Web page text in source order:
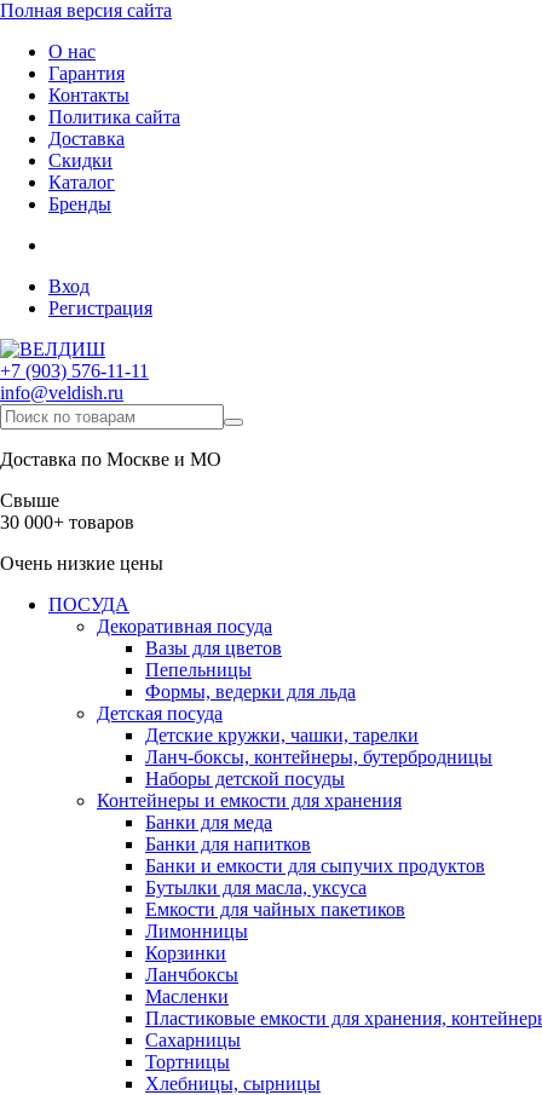
Полная версия сайта
О нас
Гарантия
Контакты
Политика сайта
Доставка
Скидки
Каталог
Бренды
Вход
Регистрация
+7 (903) 576-11-11
info@veldish.ru
Доставка по Москве и МО
Свыше
30 000+ товаров
Очень низкие цены
ПОСУДА
Декоративная посуда
Вазы для цветов
Пепельницы
Формы, ведерки для льда
Детская посуда
Детские кружки, чашки, тарелки
Ланч-боксы, контейнеры, бутербродницы
Наборы детской посуды
Контейнеры и емкости для хранения
Банки для меда
Банки для напитков
Банки и емкости для сыпучих продуктов
Бутылки для масла, уксуса
Емкости для чайных пакетиков
Лимонницы
Корзинки
Ланчбоксы
Масленки
Пластиковые емкости для хранения,
Сахарницы
Тортницы
Хлебницы, сырницы